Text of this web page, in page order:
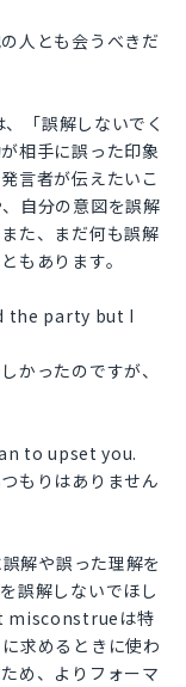
人とも会うべきだ
「誤解しないでく
相手に誤った印象
言者が伝えたいこ
自分の意図を誤解
た、まだ何も誤解
もあります。
the party but I
かったのですが、
to upset you.
もりはありません
解や誤った理解を
誤解しないでほし
misconstrueは特
求めるときに使わ
め、よりフォーマ